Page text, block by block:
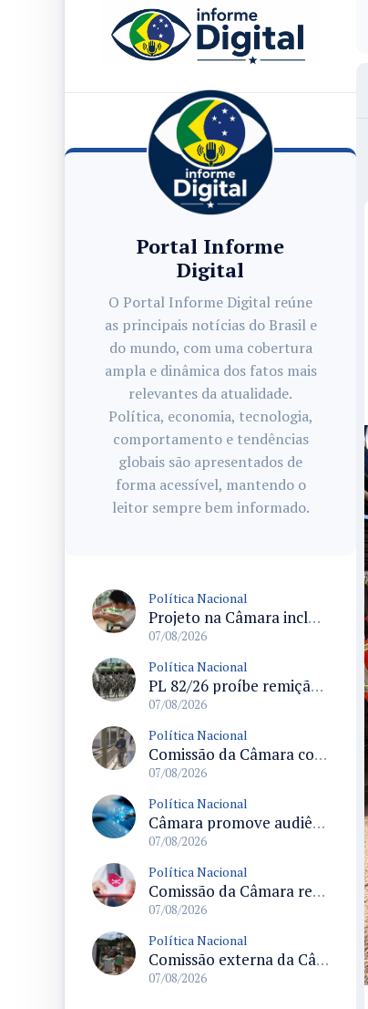
Portal Informe
Digital
O Portal Informe Digital reúne
as principais notícias do Brasil e
do mundo, com uma cobertura
ampla e dinâmica dos fatos mais
relevantes da atualidade.
Política, economia, tecnologia,
comportamento e tendências
globais são apresentados de
forma acessível, mantendo o
leitor sempre bem informado.
Política Nacional
Projeto na Câmara inclui estudantes com deficiência no regime escolar especial da LDB e estabelece critérios para frequência
07/08/2026
Política Nacional
PL 82/26 proíbe remição de pena por trabalho em funções militares para condenados por crimes contra o Estado Democrático de Direito
07/08/2026
Política Nacional
Comissão da Câmara convoca audiência para discutir misoginia nas escolas e universidades após divulgação de listas misóginas
07/08/2026
Política Nacional
Câmara promove audiência sobre Marco de Fomento à Economia Digital e impactos da inteligência artificial
07/08/2026
Política Nacional
Comissão da Câmara realiza audiência sobre apostas online para medir o tamanho do mercado ilegal
07/08/2026
Política Nacional
Comissão externa da Câmara convoca audiência pública sobre chuvas na Zona da Mata de Minas Gerais e impactos em Juiz de Fora
07/08/2026